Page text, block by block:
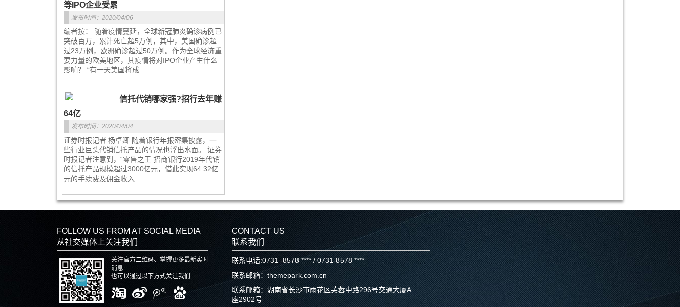
等IPO企业受累
发布时间：2020/04/06
编者按： 随着疫情蔓延，全球新冠肺炎确诊病例已
突破百万，累计死亡超5万例，其中，美国确诊超
过23万例，欧洲确诊超过50万例。作为全球经济重
要力量的欧美地区，其疫情将对IPO企业产生什么
影响？ “有一天美国将成...
信托代销哪家强?招行去年赚
64亿
发布时间：2020/04/04
证券时报记者 杨卓卿 随着银行年报密集披露，一
些行业巨头代销信托产品的情况也浮出水面。 证券
时报记者注意到，“零售之王”招商银行2019年代销
的信托产品规模超过3000亿元，借此实现64.32亿
元的手续费及佣金收入...
FOLLOW US FROM AT SOCIAL MEDIA
从社交媒体上关注我们
关注官方二维码、掌握更多最新实时
消息
也可以通过以下方式关注我们
CONTACT US
联系我们
联系电话:0731 -8578 **** / 0731-8578 ****
联系邮箱：themepark.com.cn
联系邮箱：湖南省长沙市雨花区芙蓉中路296号交通大厦A
座2902号